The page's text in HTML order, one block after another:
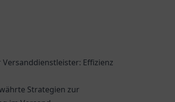
Versanddienstleister: Effizienz
Strategien zur